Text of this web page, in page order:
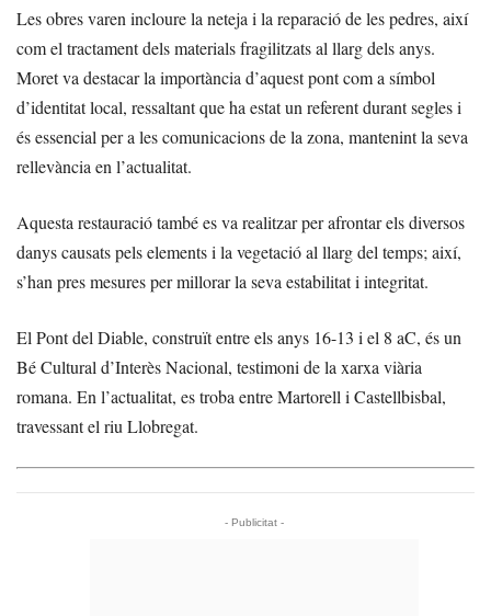
Les obres varen incloure la neteja i la reparació de les pedres, així
com el tractament dels materials fragilitzats al llarg dels anys.
Moret va destacar la importància d’aquest pont com a símbol
d’identitat local, ressaltant que ha estat un referent durant segles i
és essencial per a les comunicacions de la zona, mantenint la seva
rellevància en l’actualitat.
Aquesta restauració també es va realitzar per afrontar els diversos
danys causats pels elements i la vegetació al llarg del temps; així,
s’han pres mesures per millorar la seva estabilitat i integritat.
El Pont del Diable, construït entre els anys 16-13 i el 8 aC, és un
Bé Cultural d’Interès Nacional, testimoni de la xarxa viària
romana. En l’actualitat, es troba entre Martorell i Castellbisbal,
travessant el riu Llobregat.
- Publicitat -